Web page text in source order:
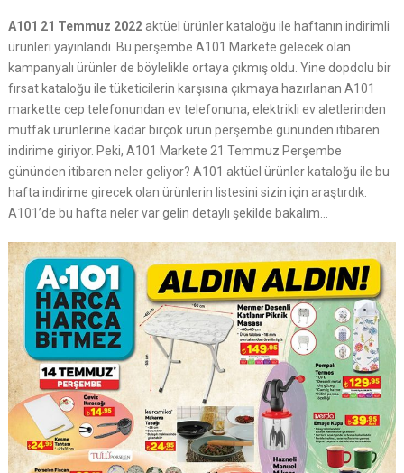
A101 21 Temmuz 2022aktüel ürünler kataloğu ile haftanın indirimli
ürünleri yayınlandı. Bu perşembe A101 Markete gelecek olan
kampanyalı ürünler de böylelikle ortaya çıkmış oldu. Yine dopdolu bir
fırsat kataloğu ile tüketicilerin karşısına çıkmaya hazırlanan A101
markette cep telefonundan ev telefonuna, elektrikli ev aletlerinden
mutfak ürünlerine kadar birçok ürün perşembe gününden itibaren
indirime giriyor. Peki, A101 Markete 21 Temmuz Perşembe
gününden itibaren neler geliyor? A101 aktüel ürünler kataloğu ile bu
hafta indirime girecek olan ürünlerin listesini sizin için araştırdık.
A101’de bu hafta neler var gelin detaylı şekilde bakalım…